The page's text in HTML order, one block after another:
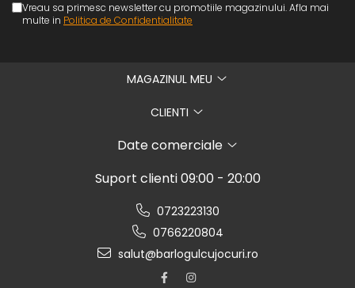
Vreau sa primesc newsletter cu promotiile magazinului. Afla mai
multe in Politica de Confidentialitate
MAGAZINUL MEU
CLIENTI
Date comerciale
Suport clienti09:00 - 20:00
0723223130
0766220804
salut@barlogulcujocuri.ro